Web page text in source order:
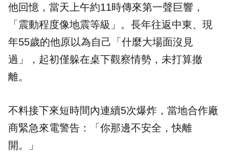
他回憶，當天上午約11時傳來第一聲巨響，
「震動程度像地震等級」。長年往返中東、現
年55歲的他原以為自己「什麼大場面沒見
過」，起初僅躲在桌下觀察情勢，未打算撤
離。
不料接下來短時間內連續5次爆炸，當地合作廠
商緊急來電警告：「你那邊不安全，快離
開。」